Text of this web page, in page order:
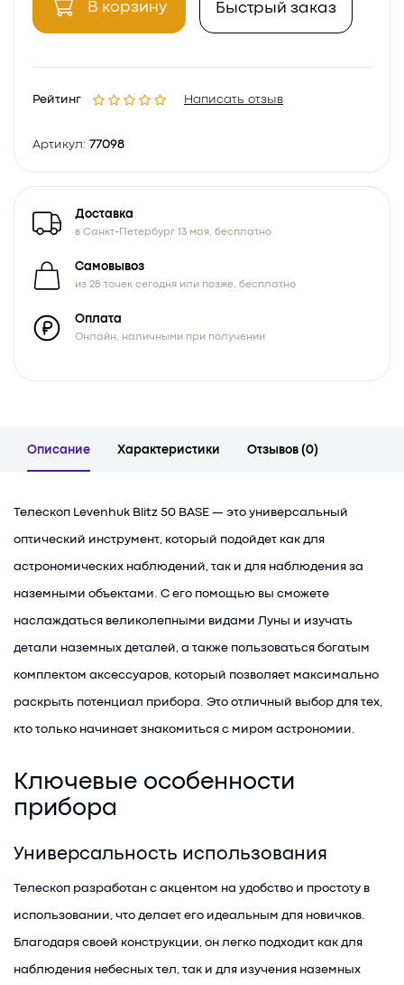
Рейтинг Написать отзыв
Артикул: 77098
В корзину Быстрый заказ
Доставка
в Санкт-Петербург 13 мая, бесплатно
Самовывоз
из 28 точек сегодня или позже, бесплатно
Оплата
Онлайн, наличными при получении
Описание Характеристики Отзывов (0)
Телескоп Levenhuk Blitz 50 BASE — это универсальный
оптический инструмент, который подойдет как для
астрономических наблюдений, так и для наблюдения за
наземными объектами. С его помощью вы сможете
наслаждаться великолепными видами Луны и изучать
детали наземных деталей, а также пользоваться богатым
комплектом аксессуаров, который позволяет максимально
раскрыть потенциал прибора. Это отличный выбор для тех,
кто только начинает знакомиться с миром астрономии.
Ключевые особенности
прибора
Универсальность использования
Телескоп разработан с акцентом на удобство и простоту в
использовании, что делает его идеальным для новичков.
Благодаря своей конструкции, он легко подходит как для
наблюдения небесных тел, так и для изучения наземных